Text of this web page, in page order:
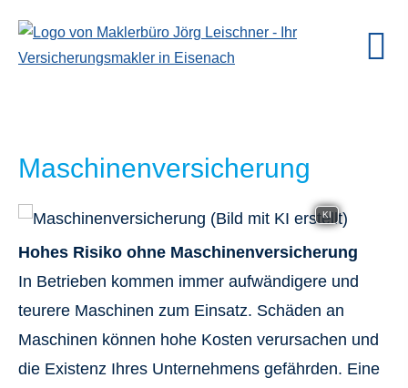
Maschinenversicherung
KI
Hohes Risiko ohne Maschinenversicherung
In Betrieben kommen immer aufwändigere und
teurere Maschinen zum Einsatz. Schäden an
Maschinen können hohe Kosten verursachen und
die Existenz Ihres Unternehmens gefährden. Eine